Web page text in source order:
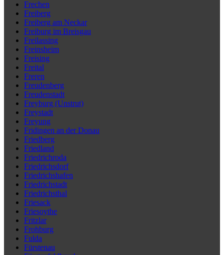
Frechen
Freiberg
Freiberg am Neckar
Freiburg im Breisgau
Freilassing
Freinsheim
Freising
Freital
Freren
Freudenberg
Freudenstadt
Freyburg (Unstrut)
Freystadt
Freyung
Fridingen an der Donau
Friedberg
Friedland
Friedrichroda
Friedrichsdorf
Friedrichshafen
Friedrichstadt
Friedrichsthal
Friesack
Friesoythe
Fritzlar
Frohburg
Fulda
Fürstenau